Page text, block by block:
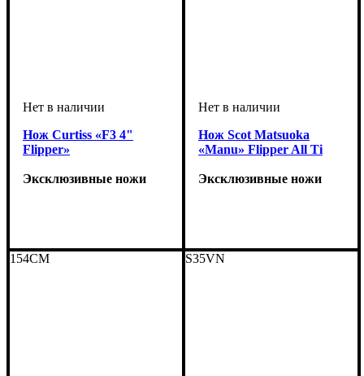
Нож Curtiss «F3 4"
Flipper»
Эксклюзивные ножи
Нож Scot Matsuoka
«Manu» Flipper All Ti
Эксклюзивные ножи
154CM S35VN